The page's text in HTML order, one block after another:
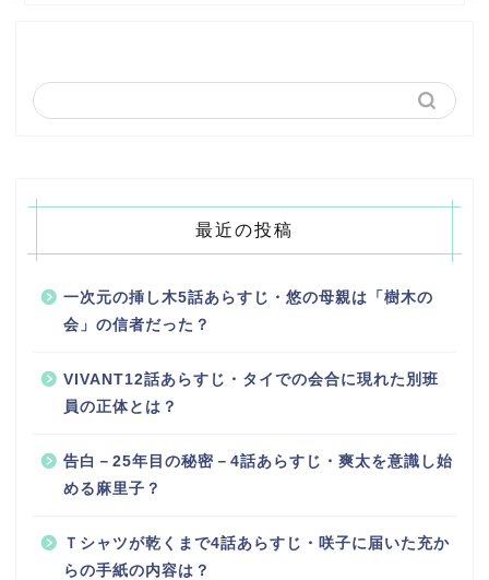
最近の投稿
一次元の挿し木5話あらすじ・悠の母親は「樹木の
会」の信者だった？
VIVANT12話あらすじ・タイでの会合に現れた別班
員の正体とは？
告白－25年目の秘密－4話あらすじ・爽太を意識し始
める麻里子？
Ｔシャツが乾くまで4話あらすじ・咲子に届いた充か
らの手紙の内容は？